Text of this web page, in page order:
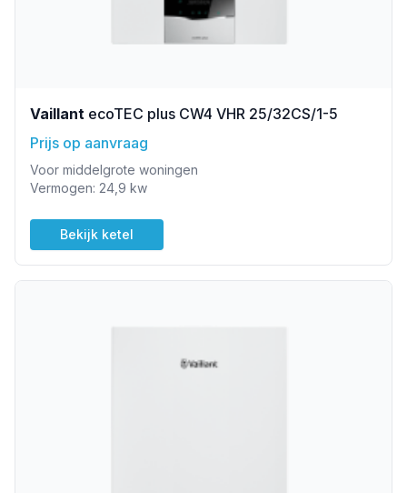
Vaillant ecoTEC plus CW4 VHR 25/32CS/1-5
Prijs op aanvraag
Voor middelgrote woningen
Vermogen: 24,9 kw
Bekijk ketel